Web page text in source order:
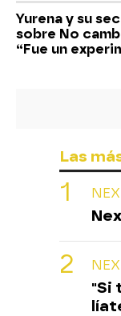
Yurena y su
sobre No
“Fue un
Las
"Si